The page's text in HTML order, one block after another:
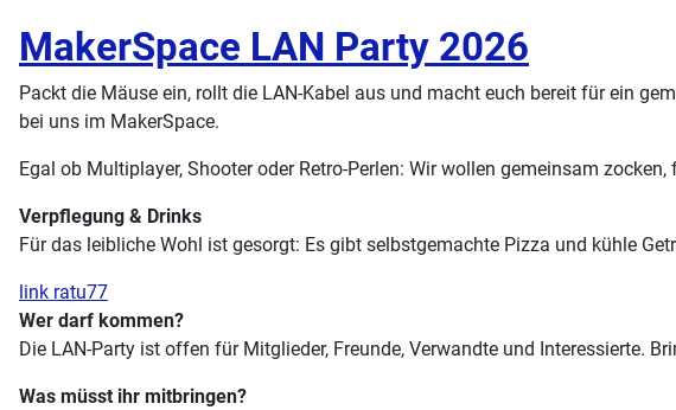
MakerSpace LAN Party 2026
Packt die Mäuse ein, rollt die LAN-Kabel aus und macht euch bereit für ein
bei uns im MakerSpace.
Egal ob Multiplayer, Shooter oder Retro-Perlen: Wir wollen gemeinsam
Verpflegung & Drinks
Für das leibliche Wohl ist gesorgt: Es gibt selbstgemachte Pizza und kühle
link ratu77
Wer darf kommen?
Die LAN-Party ist offen für Mitglieder, Freunde, Verwandte und Interessierte.
Was müsst ihr mitbringen?